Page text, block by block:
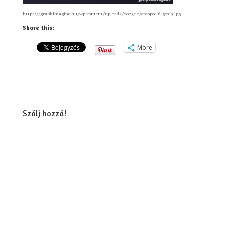
https://graphimagine.hu/wp-content/uploads/2023/12/cropped-6452719.jpg
Share this:
More
Szólj hozzá!